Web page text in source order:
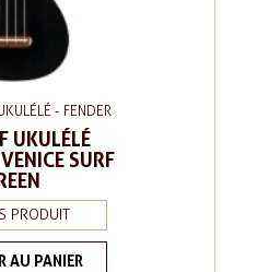
- FENDER
UKULÉLÉ
SURF
PRODUIT
AU PANIER